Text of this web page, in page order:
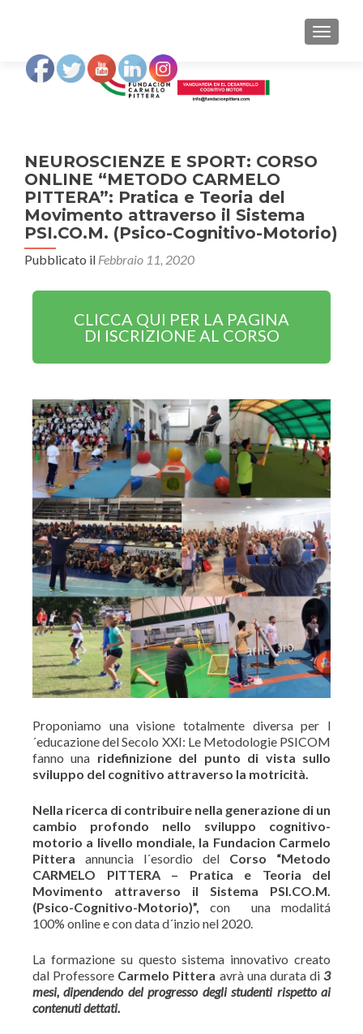
NEUROSCIENZE E SPORT: CORSO
ONLINE “METODO CARMELO
PITTERA”: Pratica e Teoria del
Movimento attraverso il Sistema
PSI.CO.M. (Psico-Cognitivo-Motorio)
Pubblicato il Febbraio 11, 2020
CLICCA QUI PER LA PAGINA
DI ISCRIZIONE AL CORSO
Proponiamo una visione totalmente diversa per l
´educazione del Secolo XXI: Le Metodologie PSICOM
fanno una ridefinizione del punto di vista sullo
sviluppo del cognitivo attraverso la motricità.
Nella ricerca di contribuire nella generazione di un
cambio profondo nello sviluppo cognitivo-
motorio a livello mondiale, la Fundacion Carmelo
Pittera annuncia l´esordio del Corso “Metodo
CARMELO PITTERA – Pratica e Teoria del
Movimento attraverso il Sistema PSI.CO.M.
(Psico-Cognitivo-Motorio)”,
con una modalitá
100% online e con data d´inzio nel 2020.
La formazione su questo sistema innovativo creato
dal Professore Carmelo Pittera avrà una durata di 3
mesi, dipendendo del progresso degli studenti rispetto ai
contenuti dettati.